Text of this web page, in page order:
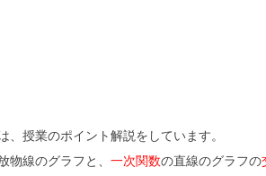
、授業のポイント解説をしています。
物線のグラフと、 一次関数の直線のグラフの